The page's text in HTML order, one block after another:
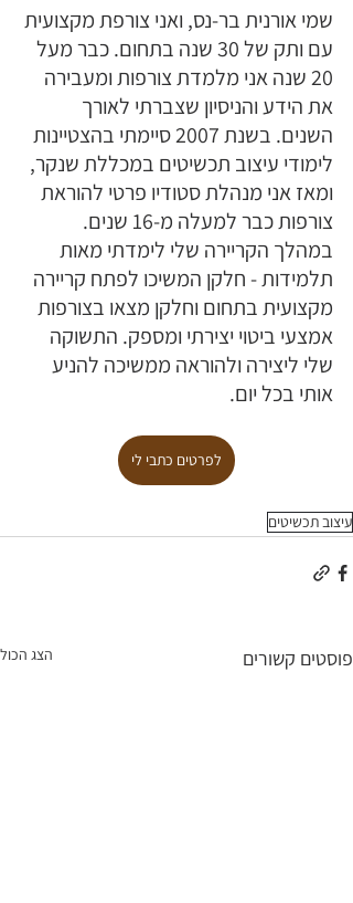
שמי אורנית בר-נס, ואני צורפת מקצועית
עם ותק של 30 שנה בתחום. כבר מעל
20 שנה אני מלמדת צורפות ומעבירה
את הידע והניסיון שצברתי לאורך
השנים. בשנת 2007 סיימתי בהצטיינות
לימודי עיצוב תכשיטים במכללת שנקר,
ומאז אני מנהלת סטודיו פרטי להוראת
צורפות כבר למעלה מ-16 שנים.
במהלך הקריירה שלי לימדתי מאות
תלמידות - חלקן המשיכו לפתח קריירה
מקצועית בתחום וחלקן מצאו בצורפות
אמצעי ביטוי יצירתי ומספק. התשוקה
שלי ליצירה ולהוראה ממשיכה להניע
אותי בכל יום.
לפרטים כתבי לי
עיצוב תכשיטים
פוסטים קשורים הצג הכול